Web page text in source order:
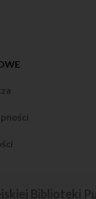
Biblioteki